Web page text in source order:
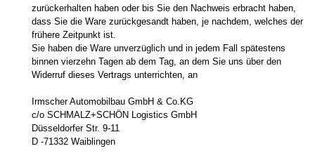
zurückerhalten haben oder bis Sie den Nachweis erbracht haben,
dass Sie die Ware zurückgesandt haben, je nachdem, welches der
frühere Zeitpunkt ist.
Sie haben die Ware unverzüglich und in jedem Fall spätestens
binnen vierzehn Tagen ab dem Tag, an dem Sie uns über den
Widerruf dieses Vertrags unterrichten, an
Irmscher Automobilbau GmbH & Co.KG
c/o SCHMALZ+SCHÖN Logistics GmbH
Düsseldorfer Str. 9-11
D -71332 Waiblingen